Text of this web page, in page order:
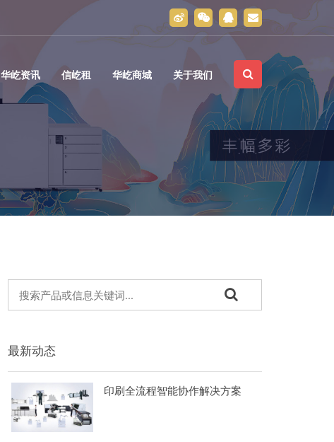
华屹资讯 信屹租 华屹商城 关于我们
最新动态
印刷全流程智能协作解决方案